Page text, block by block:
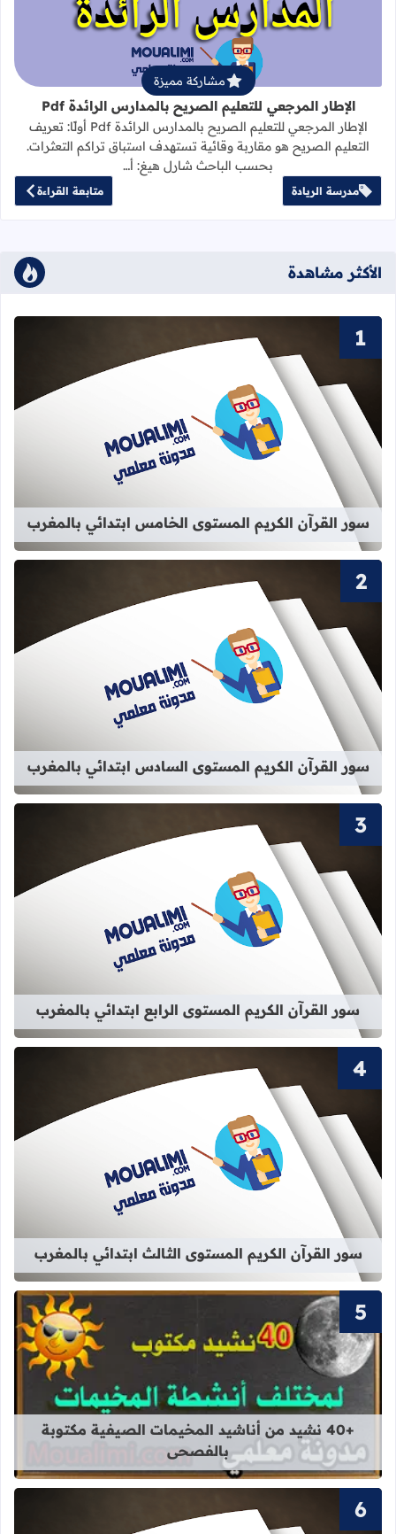
مشاركة مميزة
الإطار المرجعي للتعليم الصريح بالمدارس الرائدة Pdf
الإطار المرجعي للتعليم الصريح بالمدارس الرائدة Pdf أولًا: تعريف
التعليم الصريح هو مقاربة وقائية تستهدف استباق تراكم التعثرات.
بحسب الباحث شارل هيغ: أ…
مدرسة الريادة متابعة القراءة
الأكثر مشاهدة
قراءة المزيد عن سور القرآن
سور القرآن الكريم المستوى الخامس ابتدائي بالمغرب
قراءة المزيد عن سور القرآن
سور القرآن الكريم المستوى السادس ابتدائي بالمغرب
قراءة المزيد عن سور القرآن الكريم
سور القرآن الكريم المستوى الرابع ابتدائي بالمغرب
قراءة المزيد عن سور القرآن الكريم
سور القرآن الكريم المستوى الثالث ابتدائي بالمغرب
قراءة المزيد عن +40 نشيد من أناشيد المخيمات الصيفية مكتوبة بالفصحى
+40 نشيد من أناشيد المخيمات الصيفية مكتوبة
بالفصحى